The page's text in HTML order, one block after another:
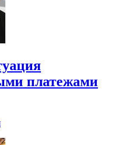
платежами